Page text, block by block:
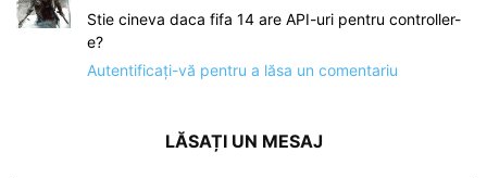
Stie cineva daca fifa 14 are API-uri pentru controller-
e?
Autentificați-vă pentru a lăsa un comentariu
LĂSAȚI UN MESAJ